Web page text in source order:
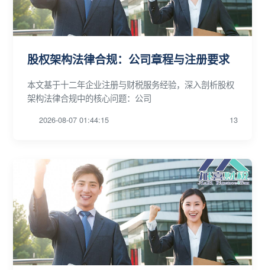
股权架构法律合规：公司章程与注册要求
本文基于十二年企业注册与财税服务经验，深入剖析股权
架构法律合规中的核心问题：公司
2026-08-07 01:44:15 13